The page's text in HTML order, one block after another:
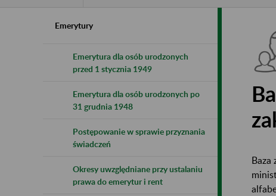
Emerytury
Emerytura dla osób urodzonych
przed 1 stycznia 1949
Emerytura dla osób urodzonych po
31 grudnia 1948
Postępowanie w sprawie przyznania
świadczeń
Okresy uwzględniane przy ustalaniu
prawa do emerytur i rent
Baza